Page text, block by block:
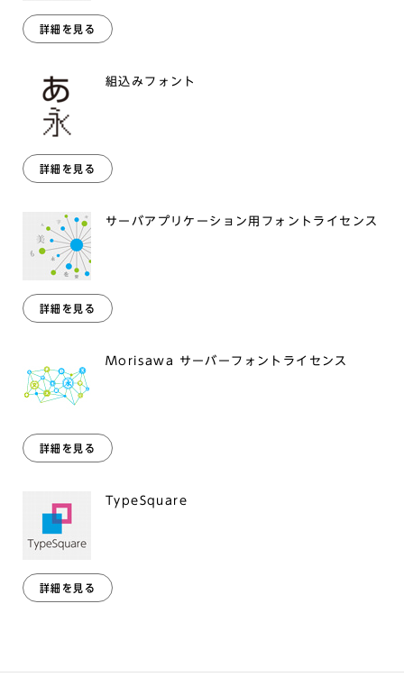
詳細を見る
組込みフォント
詳細を見る
サーバアプリケーション用フォントライセンス
詳細を見る
Morisawa サーバーフォントライセンス
詳細を見る
TypeSquare
詳細を見る